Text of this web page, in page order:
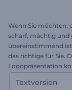
Wenn Sie möchten,
scharf, mächtig und
übereinstimmend
das richtige für Sie.
Logopräsentation
Flug über die
Opener perfekt für
Textversion